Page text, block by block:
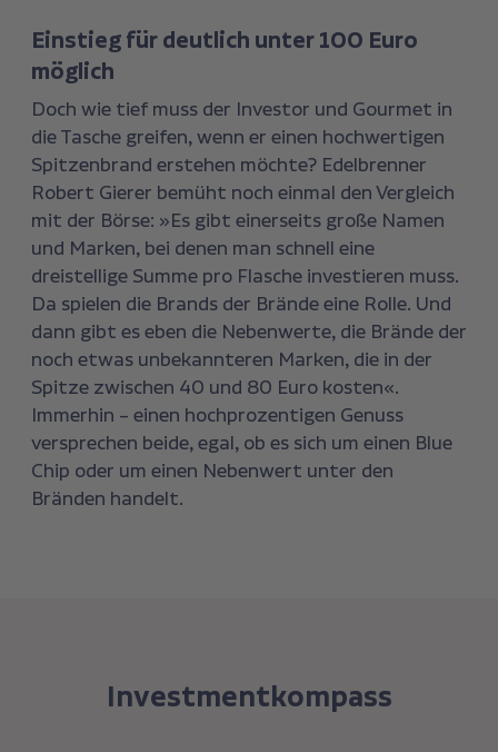
Einstieg für deutlich unter 100 Euro
möglich
Doch wie tief muss der Investor und Gourmet in
die Tasche greifen, wenn er einen hochwertigen
Spitzenbrand erstehen möchte? Edelbrenner
Robert Gierer bemüht noch einmal den Vergleich
mit der Börse: »Es gibt einerseits große Namen
und Marken, bei denen man schnell eine
dreistellige Summe pro Flasche investieren muss.
Da spielen die Brands der Brände eine Rolle. Und
dann gibt es eben die Nebenwerte, die Brände der
noch etwas unbekannteren Marken, die in der
Spitze zwischen 40 und 80 Euro kosten«.
Immerhin – einen hochprozentigen Genuss
versprechen beide, egal, ob es sich um einen Blue
Chip oder um einen Nebenwert unter den
Bränden handelt.
Investmentkompass